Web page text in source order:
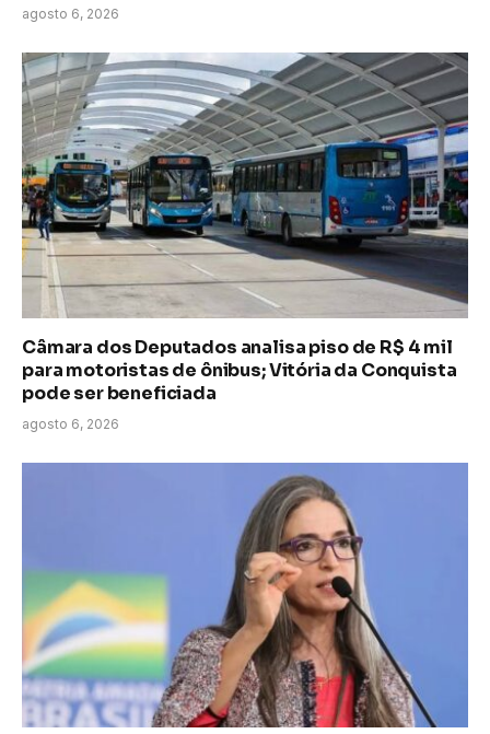
agosto 6, 2026
Câmara dos Deputados analisa piso de R$ 4 mil
para motoristas de ônibus; Vitória da Conquista
pode ser beneficiada
agosto 6, 2026